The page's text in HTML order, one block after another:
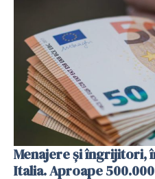
Menajere și îngrijitori,
Italia. Aproape